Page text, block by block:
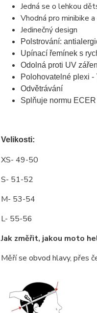
Jedná se o lehkou
Vhodná pro minibike
Jedinečný design
Polstrování:
Upínací řemínek s
Odolná proti UV
Polohovatelné plexi -
Odvětrávání
Splňuje normu
Velikosti:
XS- 49-50
S- 51-52
M- 53-54
L- 55-56
Jak změřit, jakou moto
Měří se obvod hlavy, přes